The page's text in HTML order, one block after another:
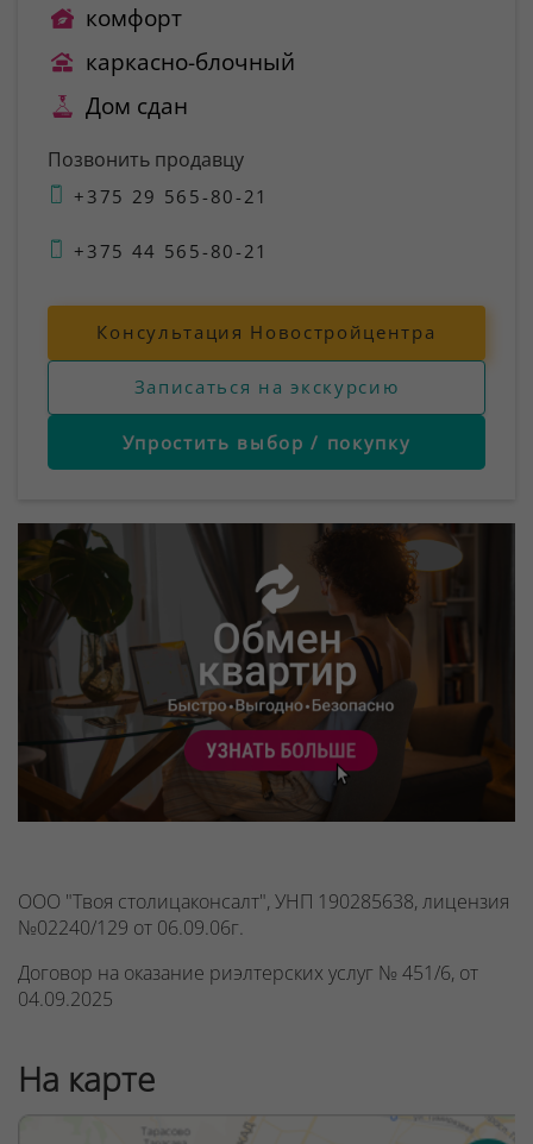
комфорт
каркасно-блочный
Дом сдан
Позвонить продавцу
+375 29 565-80-21
+375 44 565-80-21
Консультация Новостройцентра
Записаться на экскурсию
Упростить выбор / покупку
ООО "Твоя столицаконсалт", УНП 190285638, лицензия
№02240/129 от 06.09.06г.
Договор на оказание риэлтерских услуг № 451/6, от
04.09.2025
На карте